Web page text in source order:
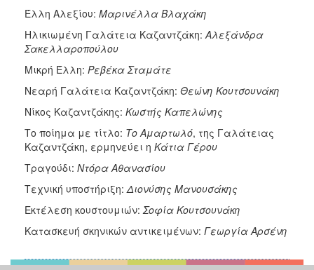
Έλλη Αλεξίου: Μαρινέλλα Βλαχάκη
Ηλικιωμένη Γαλάτεια Καζαντζάκη: Αλεξάνδρα
Σακελλαροπούλου
Μικρή Έλλη: Ρεβέκα Σταμάτε
Νεαρή Γαλάτεια Καζαντζάκη: Θεώνη Κουτσουνάκη
Νίκος Καζαντζάκης: Κωστής Καπελώνης
Το ποίημα με τίτλο: Το Αμαρτωλό, της Γαλάτειας
Καζαντζάκη, ερμηνεύει η Κάτια Γέρου
Τραγούδι: Ντόρα Αθανασίου
Τεχνική υποστήριξη: Διονύσης Μανουσάκης
Εκτέλεση κουστουμιών: Σοφία Κουτσουνάκη
Κατασκευή σκηνικών αντικειμένων: Γεωργία Αρσένη